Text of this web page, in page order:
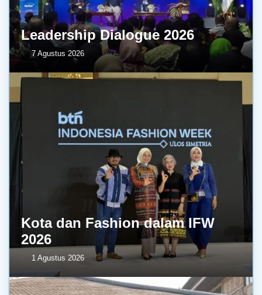
Leadership Dialogue 2026
7 Agustus 2026
Kota dan Fashion dalam IFW
2026
1 Agustus 2026